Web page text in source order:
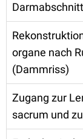
organe nach
(Dammriss)
Zugang zur
sacrum und